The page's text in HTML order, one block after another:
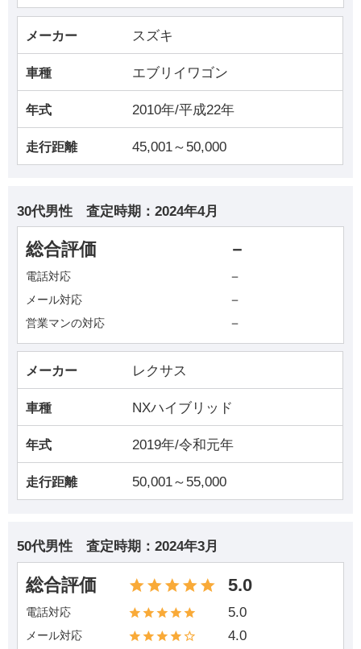
メーカー スズキ
車種 エブリイワゴン
年式 2010年/平成22年
走行距離 45,001～50,000
30代男性 査定時期： 2024年4月
総合評価 －
電話対応 －
メール対応 －
営業マンの対応 －
メーカー レクサス
車種 NXハイブリッド
年式 2019年/令和元年
走行距離 50,001～55,000
50代男性 査定時期： 2024年3月
総合評価 5.0
電話対応 5.0
メール対応 4.0